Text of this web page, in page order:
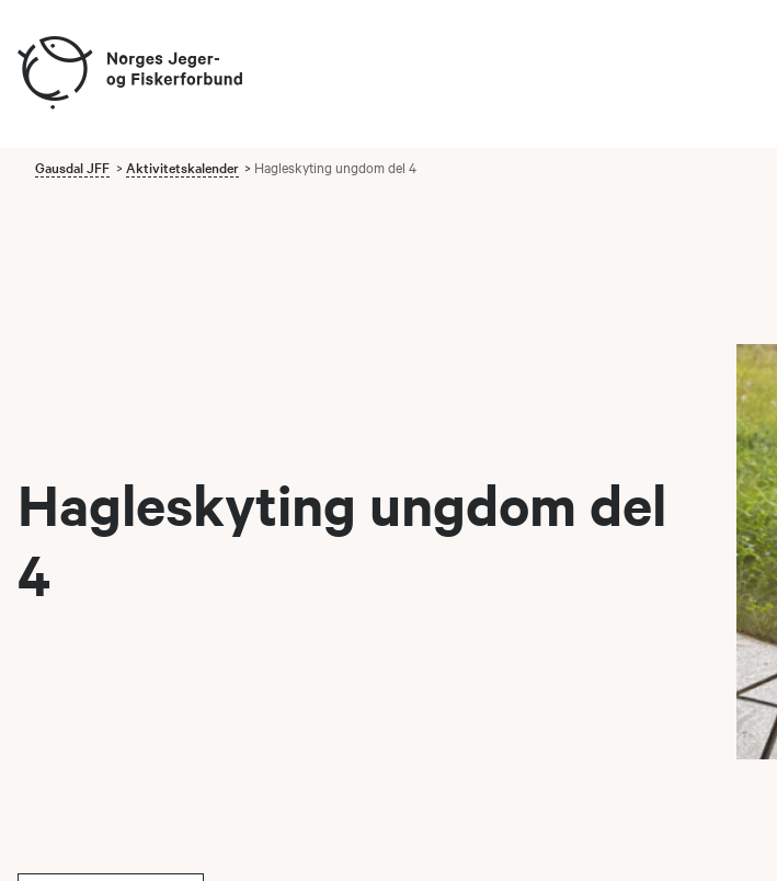
Gausdal JFF Aktivitetskalender Hagleskyting ungdom del 4
Hagleskyting ungdom del
4